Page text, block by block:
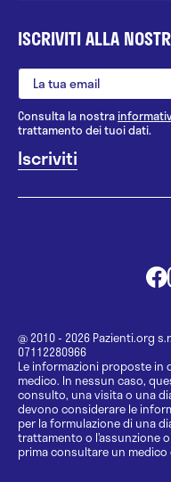
ISCRIVITI ALLA
Consulta la nostra
trattamento dei tuoi dati.
@ 2010 - 2026 Pazienti.org
07112280966
Le informazioni proposte
medico. In nessun caso,
consulto, una visita o una
devono considerare le
per la formulazione di una
trattamento o l’assunzione
prima consultare un